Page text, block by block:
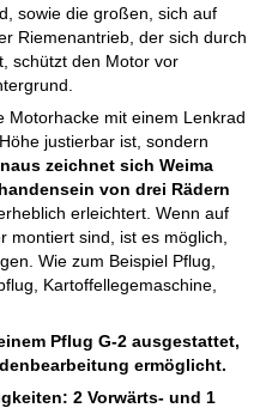
sowie die großen, sich auf
Riemenantrieb, der sich durch
schützt den Motor vor
Motorhacke mit einem Lenkrad
justierbar ist, sondern
zeichnet sich Weima
von drei Rädern
erleichtert. Wenn auf
montiert sind, ist es möglich,
Wie zum Beispiel Pflug,
Kartoffellegemaschine,
Pflug G-2 ausgestattet,
ermöglicht.
2 Vorwärts- und 1